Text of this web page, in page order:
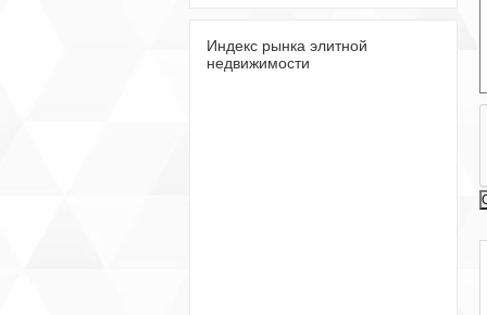
Индекс рынка элитной
недвижимости